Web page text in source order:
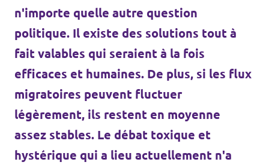
n'importe quelle autre question
politique. Il existe des solutions tout à
fait valables qui seraient à la fois
efficaces et humaines. De plus, si les flux
migratoires peuvent fluctuer
légèrement, ils restent en moyenne
assez stables. Le débat toxique et
hystérique qui a lieu actuellement n'a